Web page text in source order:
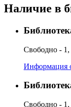
Наличие в
Свободно - 1,
Информация
Свободно - 1,